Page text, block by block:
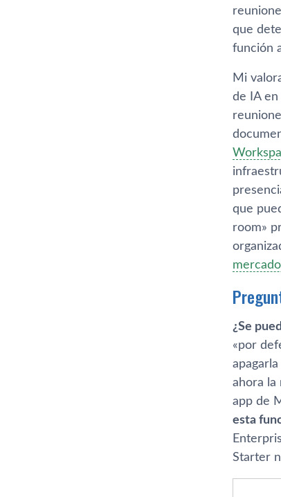
que
función
Mi
de IA en
que
room»
¿Se
«por
ahora la
app de
esta
Starter